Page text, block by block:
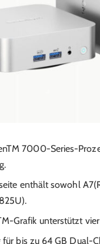
7000-Series-
enthält sowohl
Grafik unterstützt
für bis zu 64 GB Dual-